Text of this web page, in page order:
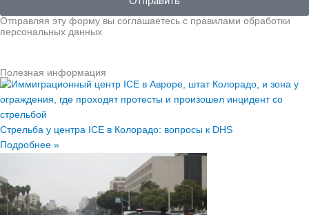
Отправляя эту форму вы соглашаетесь с правилами обработки
персональных данных
Полезная информация
Стрельба у центра ICE в Колорадо: вопросы к DHS
Подробнее »